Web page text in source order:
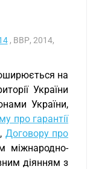
, ВВР, 2014,
на
України
України,
про гарантії
, Договору про
міжнародно-
діянням з